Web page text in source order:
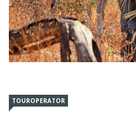
TOUROPERATOR